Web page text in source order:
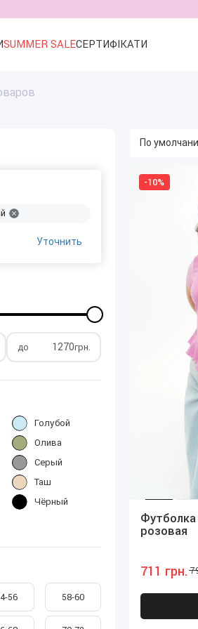
SUMMER SALEСЕРТИФІКАТИ
Уточнить
до грн.
Голубой
Олива
Серый
Таш
Чёрный
56 58-60
-10%
розовая
711 грн.